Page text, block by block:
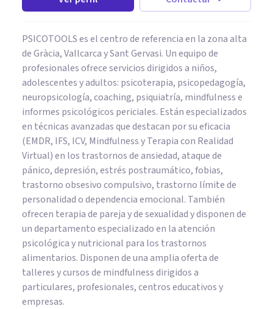
PSICOTOOLS es el centro de referencia en la zona alta
de Gràcia, Vallcarca y Sant Gervasi. Un equipo de
profesionales ofrece servicios dirigidos a niños,
adolescentes y adultos: psicoterapia, psicopedagogía,
neuropsicología, coaching, psiquiatría, mindfulness e
informes psicológicos periciales. Están especializados
en técnicas avanzadas que destacan por su eficacia
(EMDR, IFS, ICV, Mindfulness y Terapia con Realidad
Virtual) en los trastornos de ansiedad, ataque de
pánico, depresión, estrés postraumático, fobias,
trastorno obsesivo compulsivo, trastorno límite de
personalidad o dependencia emocional. También
ofrecen terapia de pareja y de sexualidad y disponen de
un departamento especializado en la atención
psicológica y nutricional para los trastornos
alimentarios. Disponen de una amplia oferta de
talleres y cursos de mindfulness dirigidos a
particulares, profesionales, centros educativos y
empresas.